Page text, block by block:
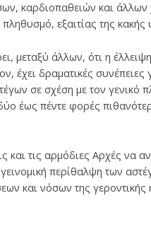
καρδιοπαθειών και
εξαιτίας της κακής
άλλων, ότι η
έχει δραματικές
σε σχέση με τον γενικό
έως πέντε φορές
και τις αρμόδιες Αρχές να
περίθαλψη των
και νόσων της γεροντικής